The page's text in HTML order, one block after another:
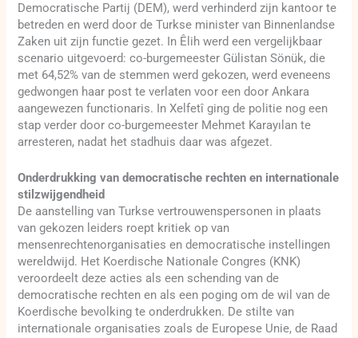
Democratische Partij (DEM), werd verhinderd zijn kantoor te
betreden en werd door de Turkse minister van Binnenlandse
Zaken uit zijn functie gezet. In Êlih werd een vergelijkbaar
scenario uitgevoerd: co-burgemeester Gülistan Sönük, die
met 64,52% van de stemmen werd gekozen, werd eveneens
gedwongen haar post te verlaten voor een door Ankara
aangewezen functionaris. In Xelfetî ging de politie nog een
stap verder door co-burgemeester Mehmet Karayılan te
arresteren, nadat het stadhuis daar was afgezet.
Onderdrukking van democratische rechten en internationale
stilzwijgendheid
De aanstelling van Turkse vertrouwenspersonen in plaats
van gekozen leiders roept kritiek op van
mensenrechtenorganisaties en democratische instellingen
wereldwijd. Het Koerdische Nationale Congres (KNK)
veroordeelt deze acties als een schending van de
democratische rechten en als een poging om de wil van de
Koerdische bevolking te onderdrukken. De stilte van
internationale organisaties zoals de Europese Unie, de Raad